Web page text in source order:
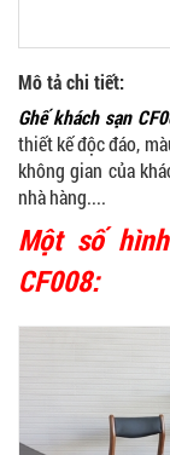
Mô tả chi tiết:
Ghế khách sạn
thiết kế độc đáo,
không gian của
nhà hàng....
Một số
CF008: